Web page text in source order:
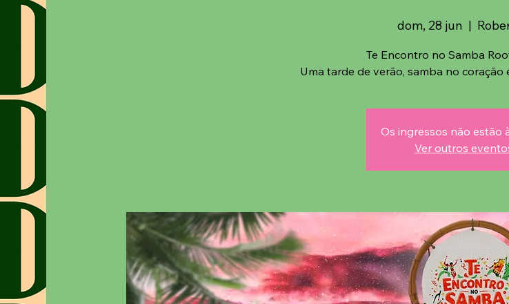
dom, 28 jun
  |
Te Encontro no Samba
Uma tarde de verão, samba no coração
Os ingressos não estão
Ver outros